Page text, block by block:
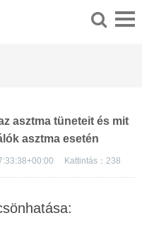
asztma tüneteit és mit
asztma esetén
Kattintás： 238